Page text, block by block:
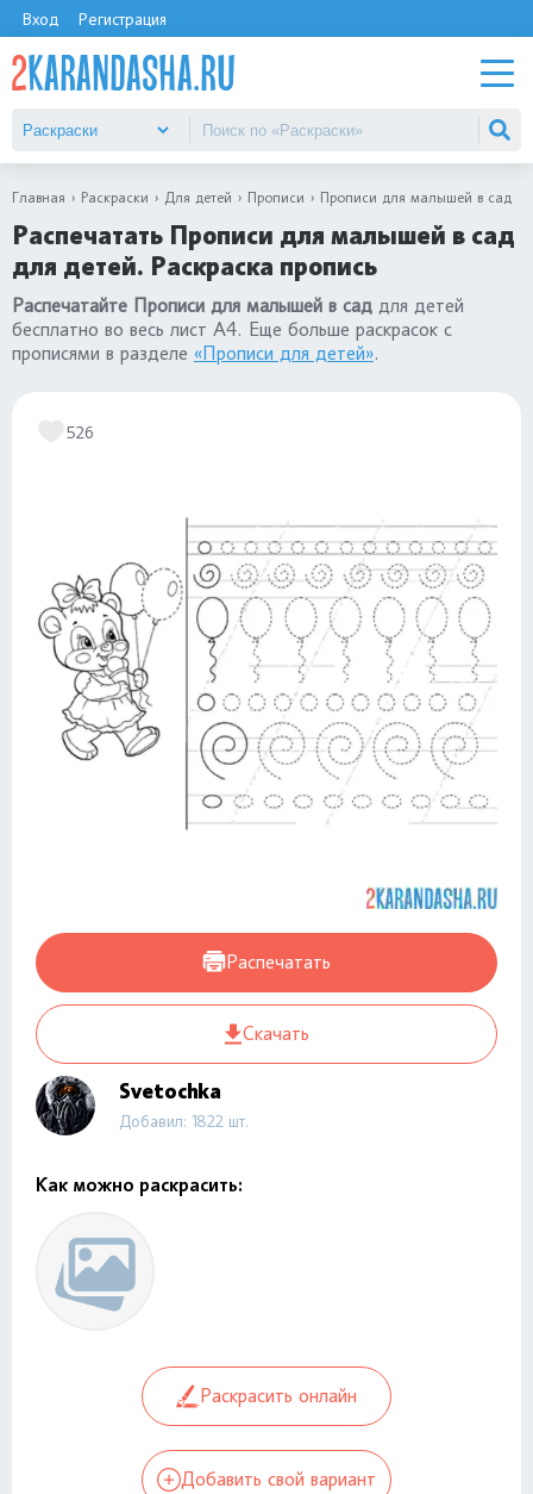
Вход Регистрация
Главная Раскраски Для детей Прописи Прописи для малышей в сад
Распечатать Прописи для малышей в сад
для детей. Раскраска пропись
Распечатайте Прописи для малышей в сад для детей
бесплатно во весь лист А4. Еще больше раскрасок с
прописями в разделе «Прописи для детей».
526
Распечатать
Скачать
Svetochka
Добавил: 1822 шт.
Как можно раскрасить:
Раскрасить онлайн
Добавить свой вариант